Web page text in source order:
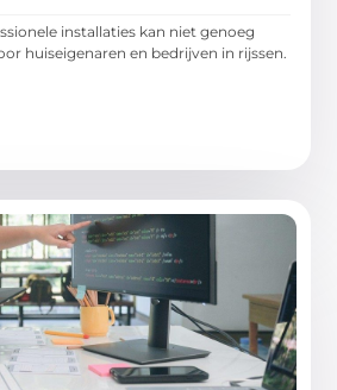
installaties kan niet genoeg
huiseigenaren en bedrijven in rijssen.